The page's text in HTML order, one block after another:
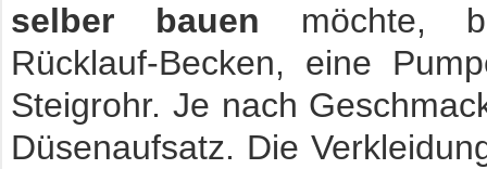
selber bauen möchte,
Rücklauf-Becken, eine
Steigrohr. Je nach
Düsenaufsatz. Die